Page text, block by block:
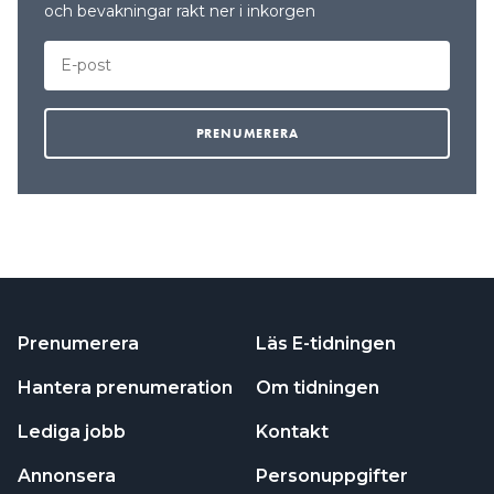
rutin, förhandlingar kommer att påbörjas och
därför är det den information vi kan ge just nu,
skriver kommunikationschef Liselotte Stray i ett
mejl till Vetlanda-Posten.
och bevakningar rakt ner i inkorgen
Prenumerera
Hantera prenumeration
Lediga jobb
Annonsera
Läs E-tidningen
Om tidningen
Kontakt
Personuppgifter